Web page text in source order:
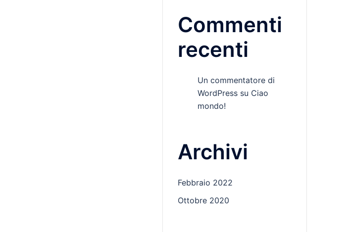
Commenti
recenti
Un commentatore di
WordPresssu Ciao
mondo!
Archivi
Febbraio 2022
Ottobre 2020